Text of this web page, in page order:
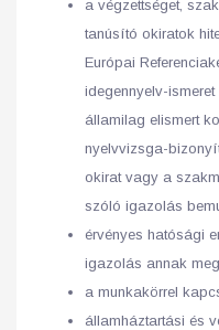
a végzettséget,
tanúsító okiratok
Európai
idegennyelv-
államilag elismert
nyelvvizsga-
okirat vagy a
szóló igazolás
érvényes hatósági
igazolás annak
a munkakörrel
államháztartási és